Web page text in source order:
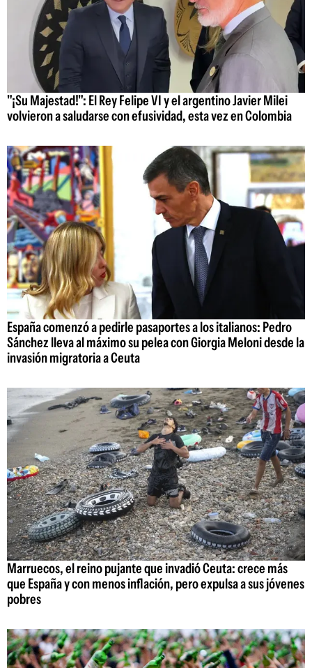
"¡Su Majestad!": El Rey Felipe VI y el argentino Javier Milei
volvieron a saludarse con efusividad, esta vez en Colombia
España comenzó a pedirle pasaportes a los italianos: Pedro
Sánchez lleva al máximo su pelea con Giorgia Meloni desde la
invasión migratoria a Ceuta
Marruecos, el reino pujante que invadió Ceuta: crece más
que España y con menos inflación, pero expulsa a sus jóvenes
pobres